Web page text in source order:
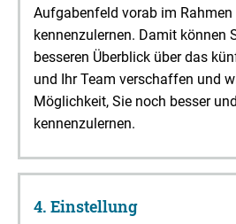
Aufgabenfeld vorab im
kennenzulernen. Damit können
besseren Überblick über das
und Ihr Team verschaffen und
Möglichkeit, Sie noch besser
kennenzulernen.
4. Einstellung